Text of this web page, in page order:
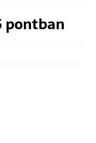
pontban